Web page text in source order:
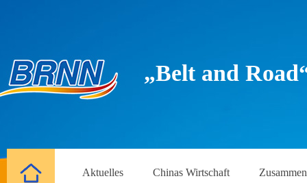
„Belt and
Aktuelles Chinas Wirtschaft